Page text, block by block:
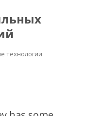
технологии